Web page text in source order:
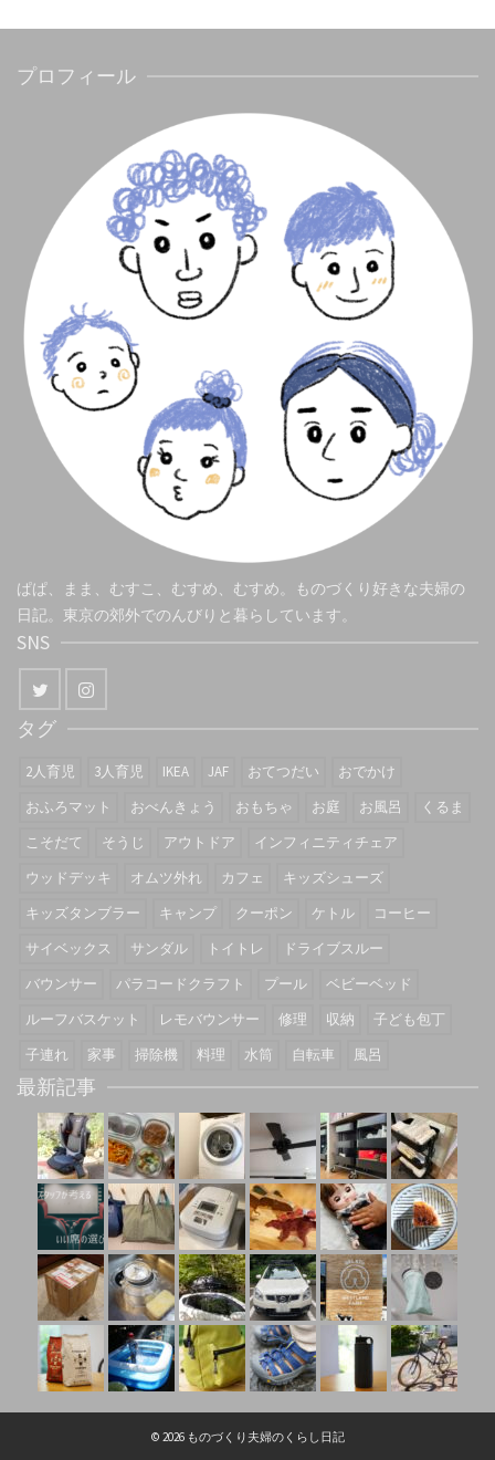
プロフィール
ぱぱ、まま、むすこ、むすめ、むすめ。ものづくり好きな夫婦の
日記。東京の郊外でのんびりと暮らしています。
SNS
タグ
2人育児 3人育児 IKEA JAF おてつだい
おでかけ
おふろマット
おべんきょう おもちゃ お庭 お風呂
くるま
こそだて
そうじ アウトドア
インフィニティチェア
ウッドデッキ
オムツ外れ カフェ
キッズシューズ
キッズタンブラー
キャンプ クーポン ケトル
コーヒー
サイベックス
サンダル トイトレ
ドライブスルー
バウンサー
パラコードクラフト プール
ベビーベッド
ルーフバスケット
レモバウンサー 修理 収納
子ども包丁
子連れ
家事 掃除機 料理 水筒 自転車 風呂
最新記事
© 2026 ものづくり夫婦のくらし日記